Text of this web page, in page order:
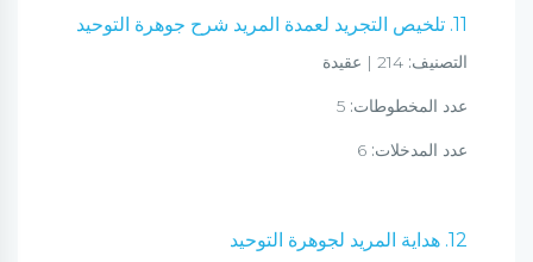
11. تلخيص التجريد لعمدة المريد شرح جوهرة التوحيد
التصنيف:
عدد المخطوطات:
عدد المدخلات:
12. هداية المريد لجوهرة التوحيد